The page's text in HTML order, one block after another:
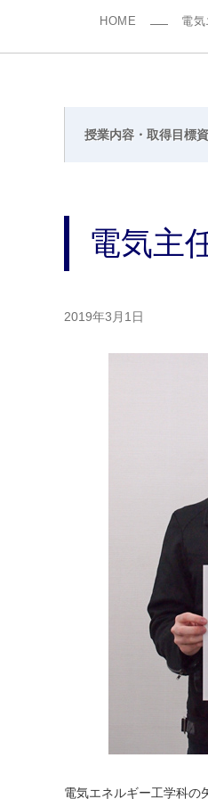
HOME 電
授業内容・取得目標
電気主
2019年3月1日
電気エネルギー工学科の